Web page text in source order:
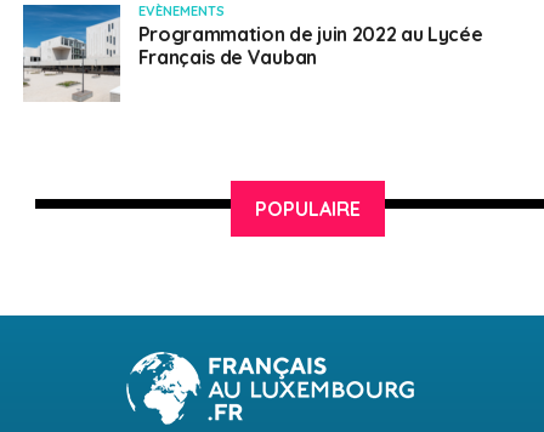
EVÈNEMENTS
Programmation de juin 2022 au Lycée
Français de Vauban
POPULAIRE